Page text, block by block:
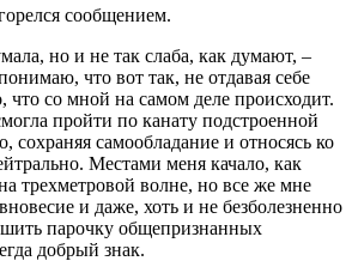
сообщением.
но и не так слаба, как думают, –
что вот так, не отдавая себе
что со мной на самом деле происходит.
пройти по канату подстроенной
сохраняя самообладание и относясь ко
Местами меня качало, как
трехметровой волне, но все же мне
и даже, хоть и не безболезненно
парочку общепризнанных
добрый знак.